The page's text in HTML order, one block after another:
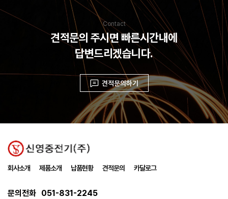
Contact
견적문의 주시면 빠른시간내에
답변드리겠습니다.
견적문의하기
회사소개 제품소개 납품현황 견적문의 카달로그
문의전화 051-831-2245